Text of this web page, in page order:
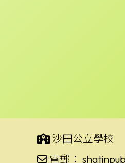
沙田公立學校
電郵：